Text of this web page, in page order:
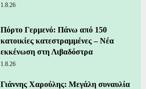
1.8.26
Πόρτο Γερμενό: Πάνω από 150
κατοικίες κατεστραμμένες – Νέα
εκκένωση στη Λιβαδόστρα
1.8.26
Γιάννης Χαρούλης: Μεγάλη συναυλία